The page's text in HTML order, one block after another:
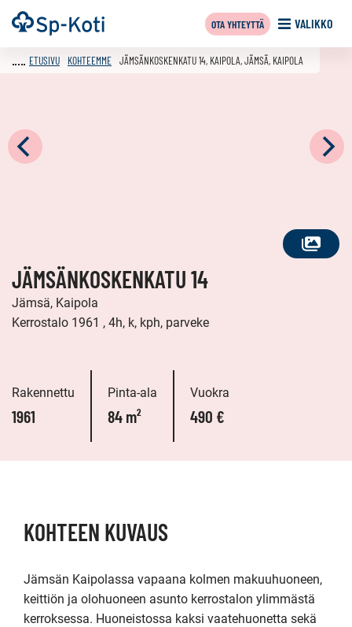
Siirry
sisältöön
Etusivu VALIKKO
OTA YHTEYTTÄ
KATSO
ETUSIVU KOHTEEMME JÄMSÄNKOSKENKATU 14, KAIPOLA, JÄMSÄ, KAIPOLA
JÄMSÄNKOSKENKATU 14
Jämsä, Kaipola
Kerrostalo 1961 , 4h, k, kph, parveke
Rakennettu
1961
Pinta-ala
84 m²
Vuokra
490 €
KOHTEEN KUVAUS
Jämsän Kaipolassa vapaana kolmen makuuhuoneen,
keittiön ja olohuoneen asunto kerrostalon ylimmästä
kerroksessa. Huoneistossa kaksi vaatehuonetta sekä